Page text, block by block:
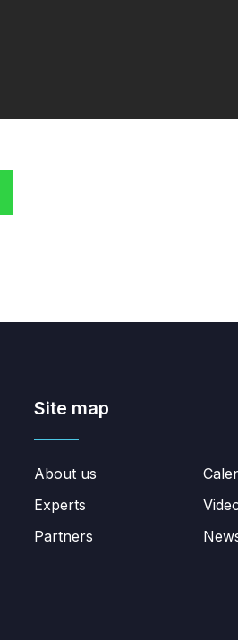
Site map
About us
Experts
Partners